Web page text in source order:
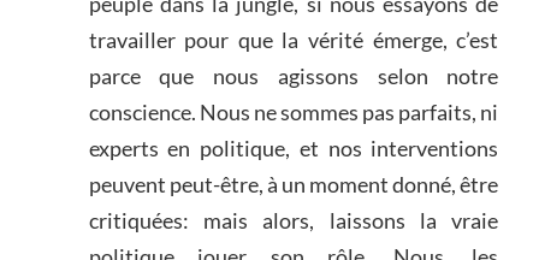
travailler pour que la vérité émerge, c’est
parce que nous agissons selon notre
conscience. Nous ne sommes pas parfaits, ni
experts en politique, et nos interventions
peuvent peut-être, à un moment donné, être
critiquées: mais alors, laissons la vraie